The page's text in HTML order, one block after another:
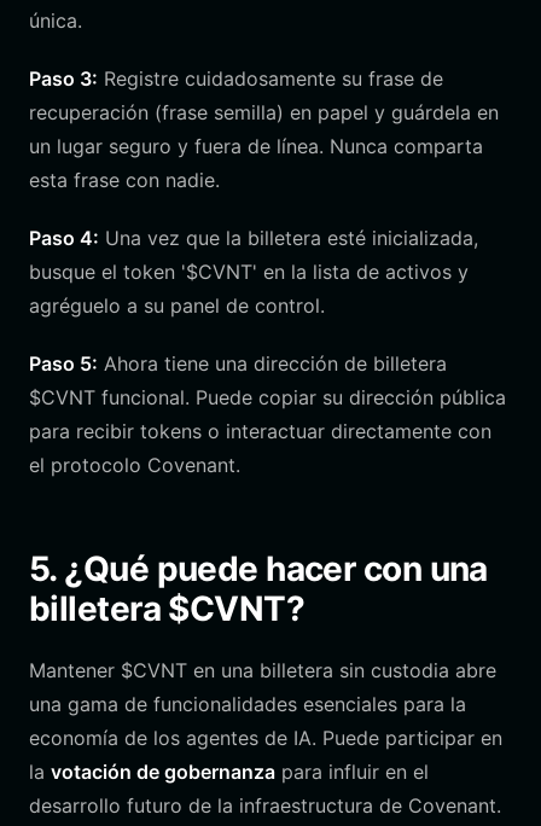
única.
Paso 3: Registre cuidadosamente su frase de
recuperación (frase semilla) en papel y guárdela en
un lugar seguro y fuera de línea. Nunca comparta
esta frase con nadie.
Paso 4: Una vez que la billetera esté inicializada,
busque el token '$CVNT' en la lista de activos y
agréguelo a su panel de control.
Paso 5: Ahora tiene una dirección de billetera
$CVNT funcional. Puede copiar su dirección pública
para recibir tokens o interactuar directamente con
el protocolo Covenant.
5. ¿Qué puede hacer con una
billetera $CVNT?
Mantener $CVNT en una billetera sin custodia abre
una gama de funcionalidades esenciales para la
economía de los agentes de IA. Puede participar en
la votación de gobernanza para influir en el
desarrollo futuro de la infraestructura de Covenant.